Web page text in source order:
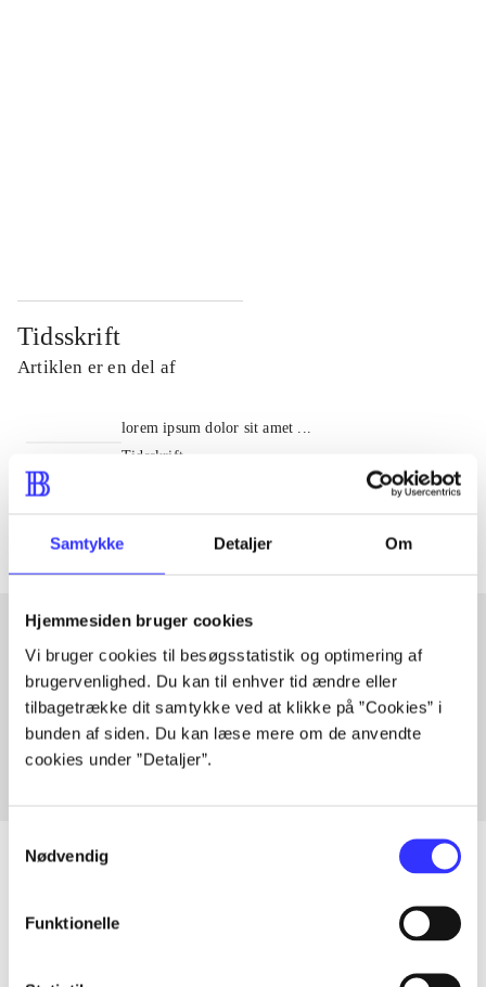
Samtykke Detaljer Om
Hjemmesiden bruger cookies
Vi bruger cookies til besøgsstatistik og optimering af
brugervenlighed. Du kan til enhver tid ændre eller
tilbagetrække dit samtykke ved at klikke på ”Cookies” i
bunden af siden. Du kan læse mere om de anvendte
cookies under ”Detaljer”.
Nødvendig
Funktionelle
Tidsskrift
Artiklen er en del af
lorem ipsum dolor sit amet ...
Tidsskrift
Artiklerne i
Artikler med samme emner
Fra
Artikler